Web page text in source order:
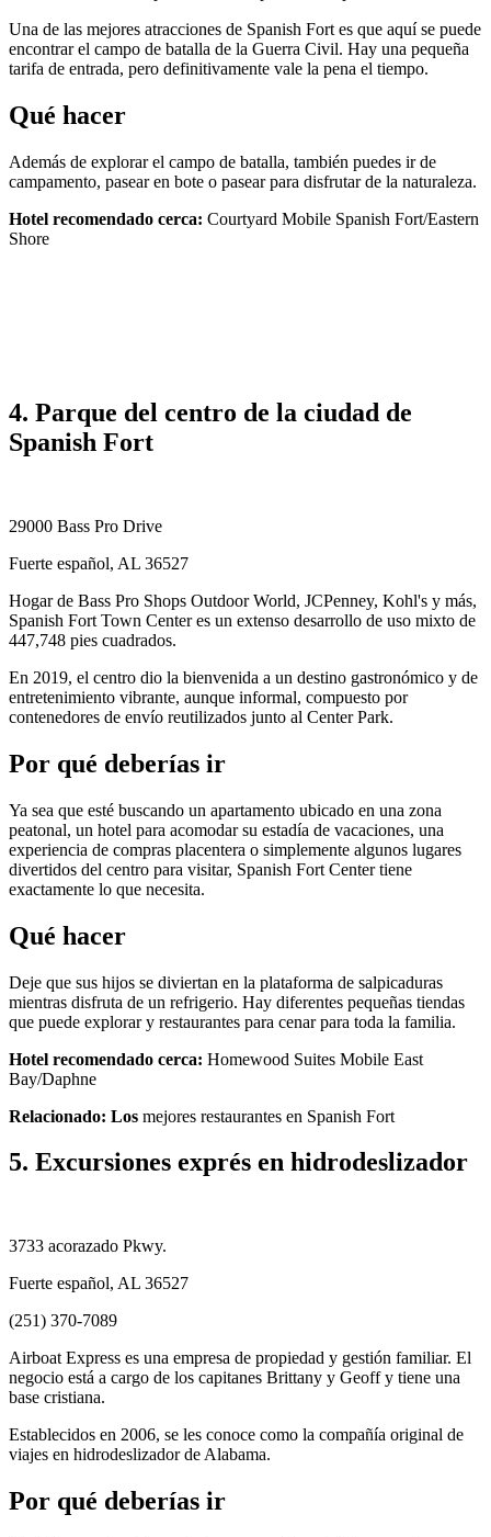
Una de las mejores atracciones de Spanish Fort es que aquí se puede
encontrar el campo de batalla de la Guerra Civil. Hay una pequeña
tarifa de entrada, pero definitivamente vale la pena el tiempo.
Qué hacer
Además de explorar el campo de batalla, también puedes ir de
campamento, pasear en bote o pasear para disfrutar de la naturaleza.
Hotel recomendado cerca: Courtyard Mobile Spanish Fort/Eastern
Shore
4. Parque del centro de la ciudad de
Spanish Fort
29000 Bass Pro Drive
Fuerte español, AL 36527
Hogar de Bass Pro Shops Outdoor World, JCPenney, Kohl's y más,
Spanish Fort Town Center es un extenso desarrollo de uso mixto de
447,748 pies cuadrados.
En 2019, el centro dio la bienvenida a un destino gastronómico y de
entretenimiento vibrante, aunque informal, compuesto por
contenedores de envío reutilizados junto al Center Park.
Por qué deberías ir
Ya sea que esté buscando un apartamento ubicado en una zona
peatonal, un hotel para acomodar su estadía de vacaciones, una
experiencia de compras placentera o simplemente algunos lugares
divertidos del centro para visitar, Spanish Fort Center tiene
exactamente lo que necesita.
Qué hacer
Deje que sus hijos se diviertan en la plataforma de salpicaduras
mientras disfruta de un refrigerio. Hay diferentes pequeñas tiendas
que puede explorar y restaurantes para cenar para toda la familia.
Hotel recomendado cerca: Homewood Suites Mobile East
Bay/Daphne
Relacionado: Los mejores restaurantes en Spanish Fort
5. Excursiones exprés en hidrodeslizador
3733 acorazado Pkwy.
Fuerte español, AL 36527
(251) 370-7089
Airboat Express es una empresa de propiedad y gestión familiar. El
negocio está a cargo de los capitanes Brittany y Geoff y tiene una
base cristiana.
Establecidos en 2006, se les conoce como la compañía original de
viajes en hidrodeslizador de Alabama.
Por qué deberías ir